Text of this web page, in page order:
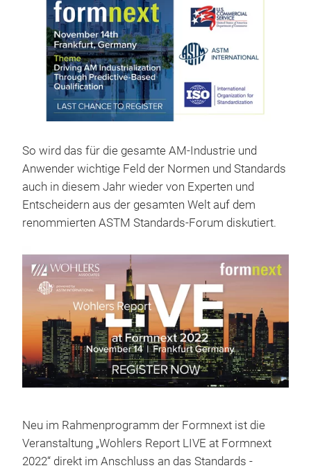
So wird das für die gesamte AM-Industrie und
Anwender wichtige Feld der Normen und Standards
auch in diesem Jahr wieder von Experten und
Entscheidern aus der gesamten Welt auf dem
renommierten ASTM Standards-Forum diskutiert.
Neu im Rahmenprogramm der Formnext ist die
Veranstaltung „Wohlers Report LIVE at Formnext
2022“ direkt im Anschluss an das Standards -